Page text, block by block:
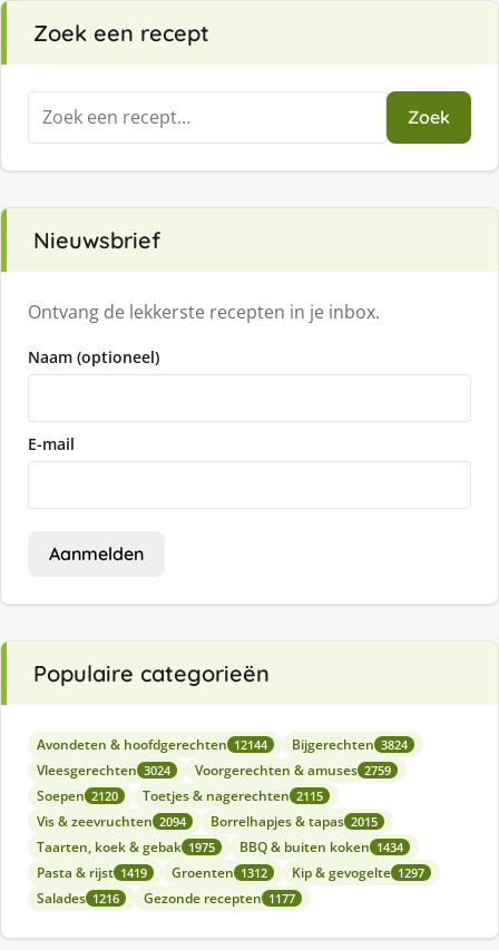
Zoek een recept
Zoeken
naar:
Zoek
Nieuwsbrief
Ontvang de lekkerste recepten in je inbox.
Naam (optioneel)
E-mail
Aanmelden
Populaire categorieën
Avondeten & hoofdgerechten 12144 Bijgerechten 3824
Vleesgerechten 3024 Voorgerechten & amuses 2759
Soepen 2120 Toetjes & nagerechten 2115
Vis & zeevruchten 2094 Borrelhapjes & tapas 2015
Taarten, koek & gebak 1975 BBQ & buiten koken 1434
Pasta & rijst 1419 Groenten 1312 Kip & gevogelte 1297
Salades 1216 Gezonde recepten 1177